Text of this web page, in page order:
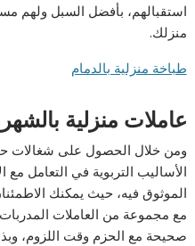
استقبالهم، بأفضل السبل ولهم
منزلك.
طباخة منزلية بالدمام
عاملات منزلية
ومن خلال الحصول على شغالات
الأساليب التربوية في التعامل
الموثوق فيه، حيث يمكنك
مع مجموعة من العاملات
صحيحة مع الحزم وقت اللزوم،